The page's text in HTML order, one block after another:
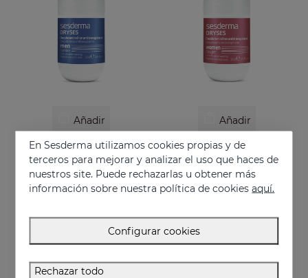
Añadir
DRYSES HOMBRE Desodorante Antitranspirante
Alta eficacia previniendo la sudoración y el mal olor
11.95 €
Añadir
11.95 €
En Sesderma utilizamos cookies propias y de
terceros para mejorar y analizar el uso que haces de
nuestros site. Puede rechazarlas u obtener más
información sobre nuestra política de cookiesaquí.
Configurar cookies
Rechazar todo